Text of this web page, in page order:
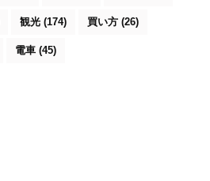
観光 (174) 買い方 (26)
電車 (45)